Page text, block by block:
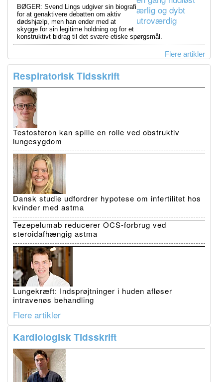
BØGER: Svend Lings udgiver sin biografi
for at genaktivere debatten om aktiv
dødshjælp, men han ender med at
skygge for sin legitime holdning og for et
konstruktivt bidrag til det svære etiske spørgsmål.
Flere artikler
Respiratorisk Tidsskrift
Testosteron kan spille en rolle ved obstruktiv
lungesygdom
Dansk studie udfordrer hypotese om infertilitet hos
kvinder med astma
Tezepelumab reducerer OCS-forbrug ved
steroidafhængig astma
Lungekræft: Indsprøjtninger i huden afløser
intravenøs behandling
Flere artikler
Kardiologisk Tidsskrift